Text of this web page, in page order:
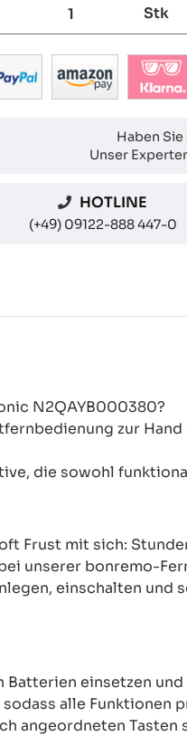
Stk
Haben
Unser
HOTLINE
(+49) 09122-888 447-0
N2QAYB000380?
zur
die sowohl
Frust mit sich:
unserer bonremo-
einschalten und
Batterien einsetzen
alle Funktionen
angeordneten Tasten